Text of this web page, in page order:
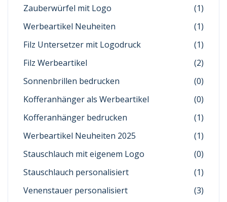
Zauberwürfel mit Logo
(1)
Werbeartikel Neuheiten
(1)
Filz Untersetzer mit Logodruck
(1)
Filz Werbeartikel
(2)
Sonnenbrillen bedrucken
(0)
Kofferanhänger als Werbeartikel
(0)
Kofferanhänger bedrucken
(1)
Werbeartikel Neuheiten 2025
(1)
Stauschlauch mit eigenem Logo
(0)
Stauschlauch personalisiert
(1)
Venenstauer personalisiert
(3)